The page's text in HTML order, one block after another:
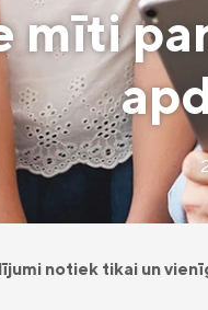
mīti
notiek tikai un